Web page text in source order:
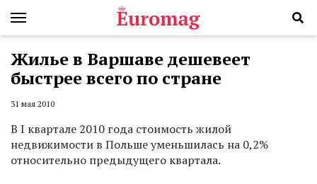
Жилье в Варшаве дешевеет
быстрее всего по стране
31 мая 2010
В I квартале 2010 года стоимость жилой
недвижимости в Польше уменьшилась на 0,2%
относительно предыдущего квартала.